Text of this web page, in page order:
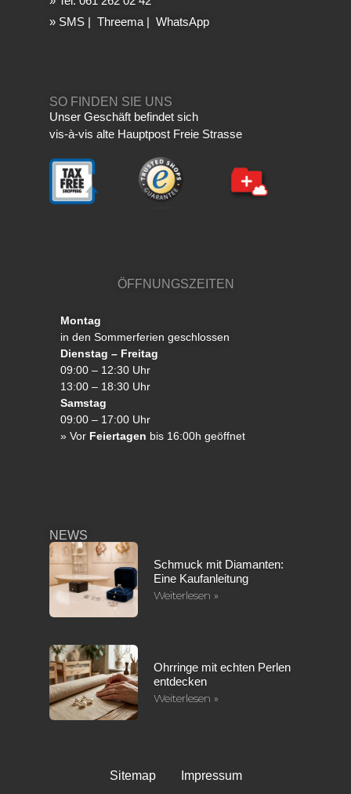
» SMS| Threema| WhatsApp
SO FINDEN SIE UNS
Unser Geschäft befindet sich
vis-à-vis alte Hauptpost Freie Strasse
ÖFFNUNGSZEITEN
Montag
in den Sommerferien geschlossen
Dienstag – Freitag
09:00 – 12:30 Uhr
13:00 – 18:30 Uhr
Samstag
09:00 – 17:00 Uhr
» Vor Feiertagen bis 16:00h geöffnet
NEWS
Schmuck mit Diamanten:
Eine Kaufanleitung
Weiterlesen »
Ohrringe mit echten Perlen
entdecken
Weiterlesen »
Sitemap Impressum